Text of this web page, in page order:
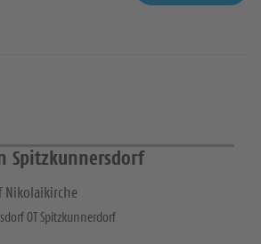
Spitzkunnersdorf
Nikolaikirche
OT Spitzkunnerdorf